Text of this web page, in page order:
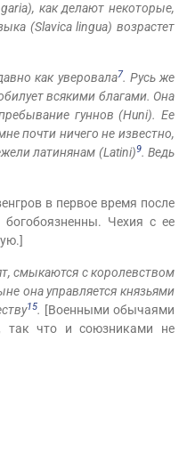
как делают некоторые,
(Slavica lingua) возрастет
как уверовала7. Русь же
всякими благами. Она
гуннов (Huni). Ее
почти ничего не известно,
латинянам (Latini)9. Ведь
в первое время после
Чехия с ее
смыкаются с королевством
она управляется князьями
15. [Военными обычаями
так что и союзниками не